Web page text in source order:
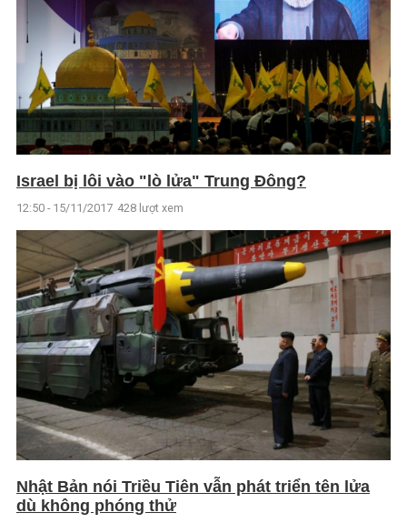
Israel bị lôi vào "lò lửa" Trung Đông?
12:50 - 15/11/2017 428 lượt xem
Nhật Bản nói Triều Tiên vẫn phát triển tên lửa
dù không phóng thử